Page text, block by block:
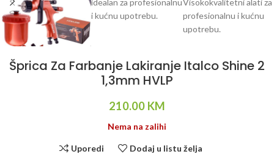
Šprica Za Farbanje Lakiranje Italco Shine 2
1,3mm HVLP
210.00 KM
Nema na zalihi
Uporedi Dodaj u listu želja